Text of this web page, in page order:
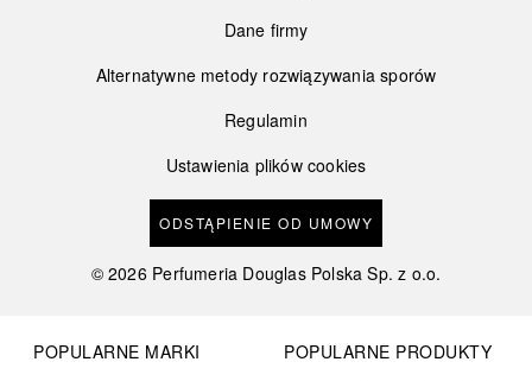
Dane firmy
Alternatywne metody rozwiązywania sporów
Regulamin
Ustawienia plików cookies
ODSTĄPIENIE OD UMOWY
©2026 Perfumeria Douglas Polska Sp. z o.o.
POPULARNE MARKI
POPULARNE PRODUKTY